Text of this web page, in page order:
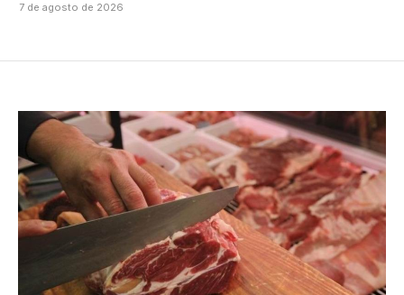
7 de agosto de 2026